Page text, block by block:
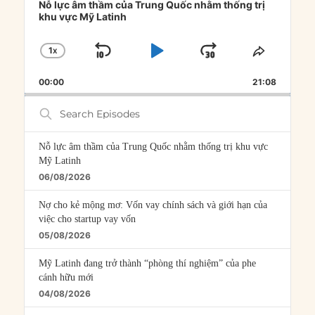
Player
Nỗ lực âm thầm của Trung Quốc nhằm thống trị
khu vực Mỹ Latinh
CHANGE
RATE
1X
SKIP
PLAYJUMP
FORWARD
SHARE
00:00 21:08
Search
Episodes
Nỗ lực âm thầm của Trung Quốc nhằm thống trị khu vực
Mỹ Latinh
06/08/2026
Nợ cho kẻ mộng mơ: Vốn vay chính sách và giới hạn của
việc cho startup vay vốn
05/08/2026
Mỹ Latinh đang trở thành “phòng thí nghiệm” của phe
cánh hữu mới
04/08/2026